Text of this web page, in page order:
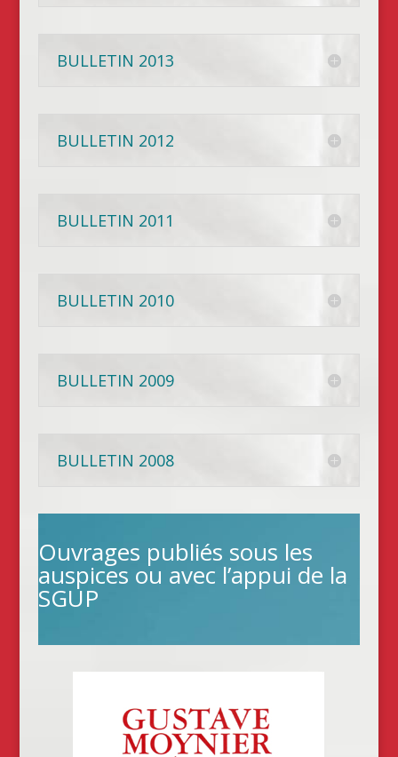
BULLETIN 2013
BULLETIN 2012
BULLETIN 2011
BULLETIN 2010
BULLETIN 2009
BULLETIN 2008
Ouvrages publiés sous les
auspices ou avec l’appui de la
SGUP